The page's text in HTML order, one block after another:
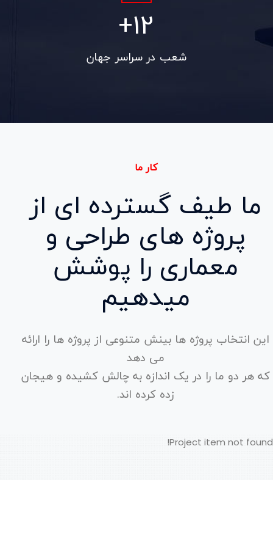
17
+
شعب در سراسر جهان
کار ما
ما طیف گسترده ای از
پروژه های طراحی و
معماری را پوشش
میدهیم
این انتخاب پروژه ها بینش متنوعی از پروژه ها را ارائه
می دهد
که هر دو ما را در یک اندازه به چالش کشیده و هیجان
زده کرده اند.
Project item not found!